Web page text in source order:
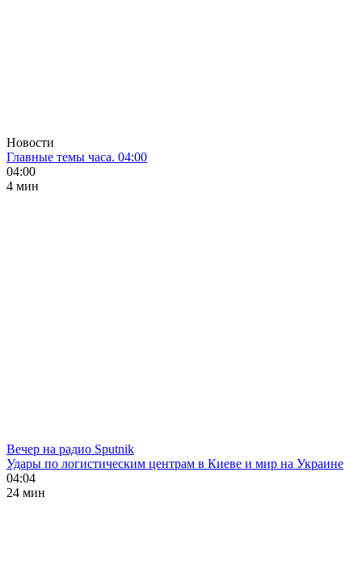
Новости
Главные темы часа. 04:00
04:00
4 мин
Вечер на радио Sputnik
Удары по логистическим центрам в Киеве и мир на Украине
04:04
24 мин